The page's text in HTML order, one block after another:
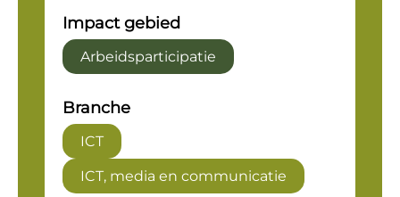
Impact gebied
Arbeidsparticipatie
Branche
ICT
ICT, media en communicatie